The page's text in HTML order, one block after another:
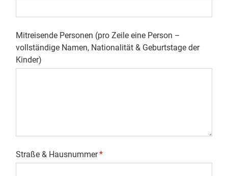
Mitreisende Personen (pro Zeile eine Person –
vollständige Namen, Nationalität & Geburtstage der
Kinder)
Straße & Hausnummer*